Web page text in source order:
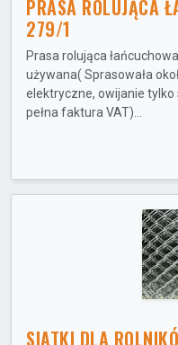
PRASA ROLUJĄCA
279/1
Prasa rolująca
używana( Sprasowała
elektryczne, owijanie tylko
pełna faktura VAT)...
SIATKI DLA